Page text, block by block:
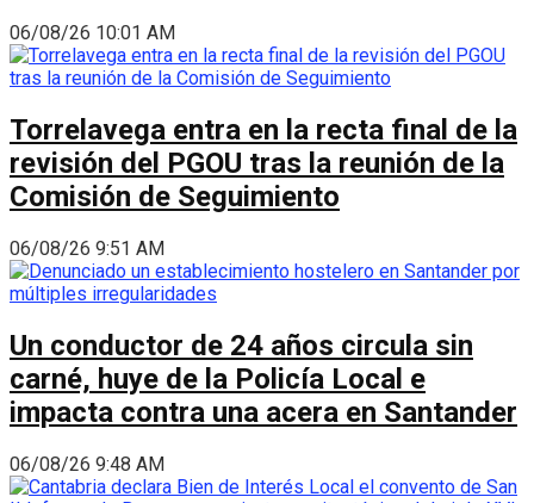
06/08/26 10:01 AM
Torrelavega entra en la recta final de la
revisión del PGOU tras la reunión de la
Comisión de Seguimiento
06/08/26 9:51 AM
Un conductor de 24 años circula sin
carné, huye de la Policía Local e
impacta contra una acera en Santander
06/08/26 9:48 AM